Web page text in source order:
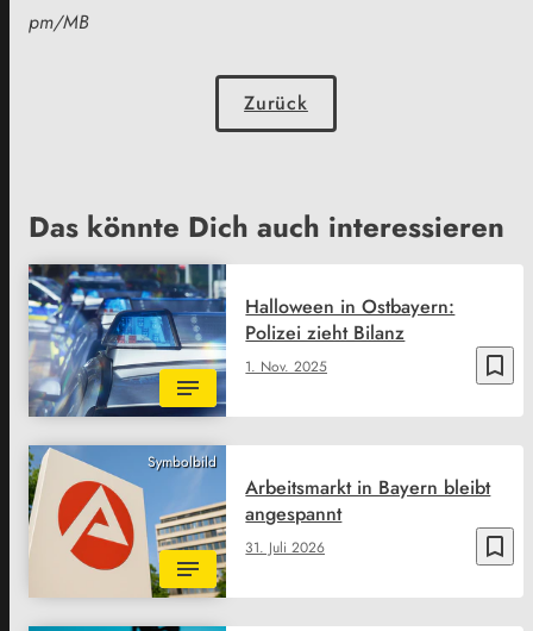
pm/MB
Zurück
Das könnte Dich auch interessieren
bookmark_border
1. Nov. 2025
Halloween in Ostbayern:
Polizei zieht Bilanz
Symbolbild
bookmark_border
31. Juli 2026
Arbeitsmarkt in Bayern bleibt
angespannt